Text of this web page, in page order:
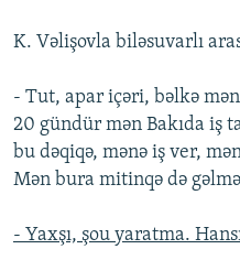
K. Vəlişovla biləsuvarlı
- Tut, apar içəri, bəlkə
20 gündür mən Bakıda iş
bu dəqiqə, mənə iş ver,
Mən bura mitinqə də
- Yaxşı, şou yaratma.